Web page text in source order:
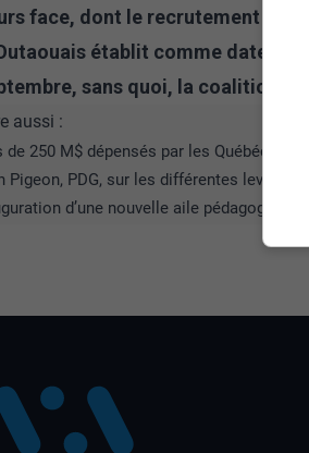
face, dont le recrutement et la
établit comme date
sans quoi, la coalition
aussi :
de 250 M$ dépensés par les Québécois
Pigeon, PDG, sur les différentes levées
d’une nouvelle aile pédagogique